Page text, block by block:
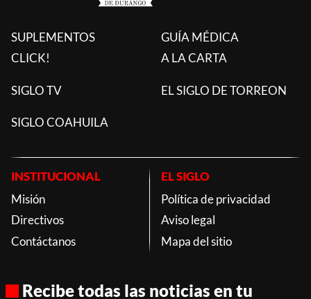
SUPLEMENTOS
CLICK!
GUÍA MÉDICA
A LA CARTA
SIGLO TV EL SIGLO DE TORREON
SIGLO COAHUILA
INSTITUCIONAL
Misión
Directivos
Contáctanos
EL SIGLO
Política de privacidad
Aviso legal
Mapa del sitio
Recibe todas las noticias en tu